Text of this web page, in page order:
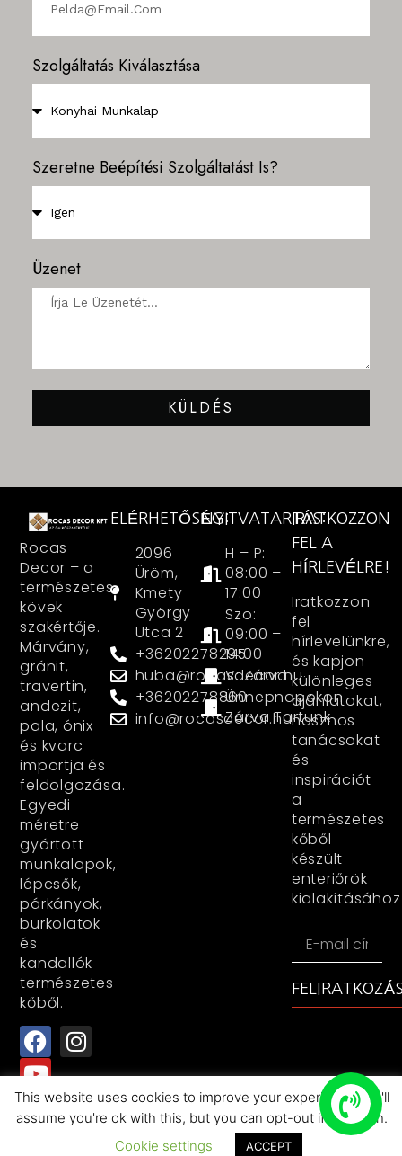
Szolgáltatás Kiválasztása
Szeretne Beépítési Szolgáltatást Is?
Üzenet
KÜLDÉS
Rocas
Decor – a
természetes
kövek
szakértője.
Márvány,
gránit,
travertin,
andezit,
pala, ónix
és kvarc
importja és
feldolgozása.
Egyedi
méretre
gyártott
munkalapok,
lépcsők,
párkányok,
burkolatok
és
kandallók
természetes
kőből.
ELÉRHETŐSÉG:
2096
Üröm,
Kmety
György
Utca 2
+36202278295
huba@rocasdecor.hu
+36202278860
info@rocasdecor.hu
NYITVATARTÁS:
H – P:
08:00 –
17:00
Szo:
09:00 –
14:00
V: Zárva
Ünnepnapokon
Zárva Tartunk
IRATKOZZON
FEL A
HÍRLEVÉLRE!
Iratkozzon
fel
hírlevelünkre,
és kapjon
különleges
ajánlatokat,
hasznos
tanácsokat
és
inspirációt
a
természetes
kőből
készült
enteriőrök
kialakításához
All rights reserved+RocasDecorKFT+2025
This website uses cookies to improve your experience. We'll
assume you're ok with this, but you can opt-out if you wish.
Cookie settings
ACCEPT